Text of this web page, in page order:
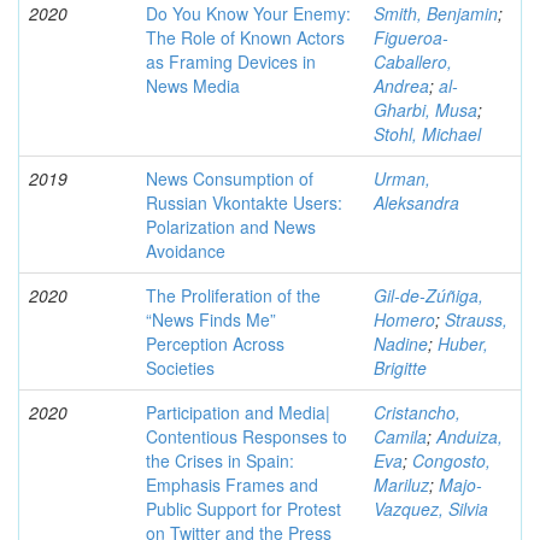
2020
Do You Know Your Enemy:
The Role of Known Actors
as Framing Devices in
News Media
Smith, Benjamin;
Figueroa-
Caballero,
Andrea; al-
Gharbi, Musa;
Stohl, Michael
2019
News Consumption of
Russian Vkontakte Users:
Polarization and News
Avoidance
Urman,
Aleksandra
2020
The Proliferation of the
“News Finds Me”
Perception Across
Societies
Gil-de-Zúñiga,
Homero; Strauss,
Nadine; Huber,
Brigitte
2020
Participation and Media|
Contentious Responses to
the Crises in Spain:
Emphasis Frames and
Public Support for Protest
on Twitter and the Press
Cristancho,
Camila;Anduiza,
Eva; Congosto,
Mariluz; Majo-
Vazquez, Silvia